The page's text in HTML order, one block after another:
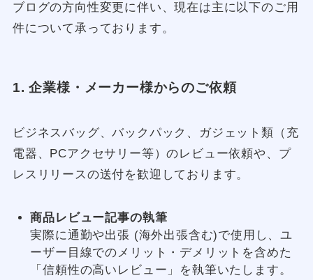
ブログの方向性変更に伴い、現在は主に以下のご用
件について承っております。
1. 企業様・メーカー様からのご依頼
ビジネスバッグ、バックパック、ガジェット類（充
電器、PCアクセサリー等）のレビュー依頼や、プ
レスリリースの送付を歓迎しております。
商品レビュー記事の執筆
実際に通勤や出張 (海外出張含む)で使用し、ユ
ーザー目線でのメリット・デメリットを含めた
「信頼性の高いレビュー」を執筆いたします。